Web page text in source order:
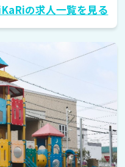
の求人一覧を見る